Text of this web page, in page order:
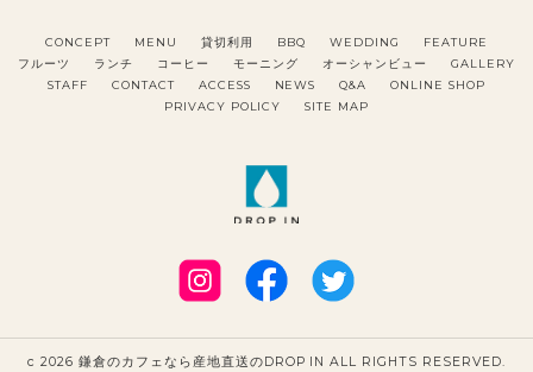
CONCEPT MENU 貸切利用 BBQ WEDDING
FEATURE
フルーツ
ランチ コーヒー モーニング オーシャンビュー
GALLERY
STAFF
CONTACT ACCESS NEWS Q&A
ONLINE SHOP
PRIVACY POLICY
SITE MAP
c 2026 鎌倉のカフェなら産地直送のDROP IN ALL RIGHTS RESERVED.